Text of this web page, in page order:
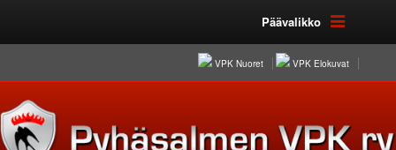
Päävalikko
VPK Nuoret VPK Elokuvat